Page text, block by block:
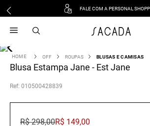
FALE COM A PERSONAL
OFF ROUPAS BLUSAS E CAMISAS
Blusa Estampa Jane - Est Jane
: 010500428839
R$ 298,00R$ 149,00
vestido
3º
º tricot
saia